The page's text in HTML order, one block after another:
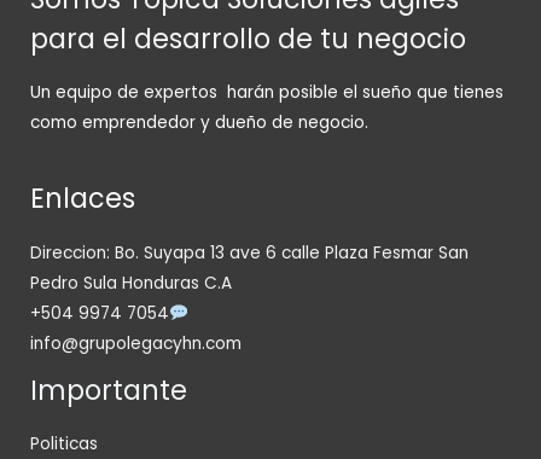
para el desarrollo de tu negocio
Un equipo de expertos harán posible el sueño que tienes
como emprendedor y dueño de negocio.
Enlaces
Direccion: Bo. Suyapa 13 ave 6 calle Plaza Fesmar San
Pedro Sula Honduras C.A
+504 9974 7054
info@grupolegacyhn.com
Importante
Politicas